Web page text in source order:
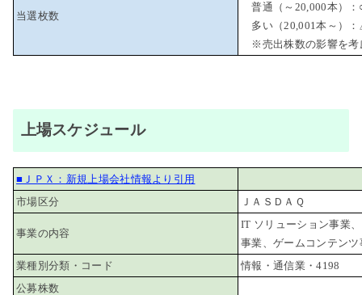
当選枚数
普通（～20,000本）
多い（20,001本～）
※売出株数の影響を考
上場スケジュール
■ＪＰＸ：新規上場会社情報より引用
市場区分
ＪＡＳＤＡＱ
事業の内容
IT ソリューション事業
事業、ゲームコンテンツ
業種別分類・コード
情報・通信業・4198
公募株数